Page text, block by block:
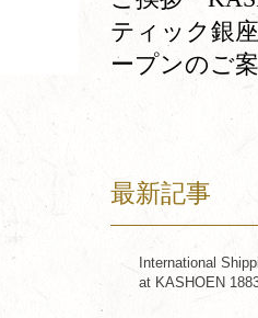
ティック銀
ープンのご
最新記事
International
at KASHOEN